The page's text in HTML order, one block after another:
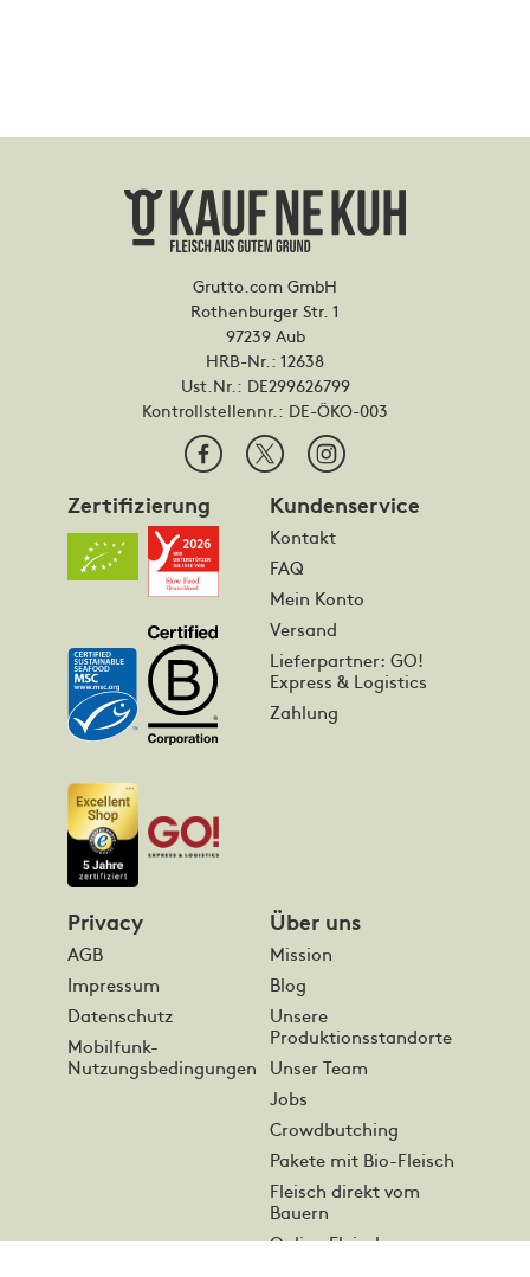
Grutto.com GmbH
Rothenburger Str. 1
97239 Aub
HRB-Nr.: 12638
Ust.Nr.: DE299626799
Kontrollstellennr.: DE-ÖKO-003
Zertifizierung
Kundenservice
Kontakt
FAQ
Mein Konto
Versand
Lieferpartner: GO!
Express & Logistics
Zahlung
Privacy
AGB
Impressum
Datenschutz
Mobilfunk-
Nutzungsbedingungen
Über uns
Mission
Blog
Unsere
Produktionsstandorte
Unser Team
Jobs
Crowdbutching
Pakete mit Bio-Fleisch
Fleisch direkt vom
Bauern
Online Fleisch